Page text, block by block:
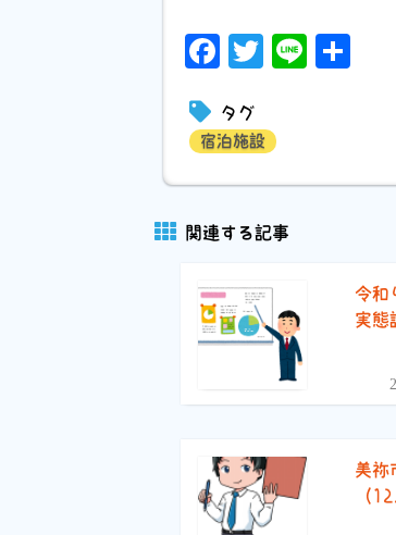
Facebook
Twitter
Line
タグ
宿泊施設
関連する記事
令和
実態
美祢
（